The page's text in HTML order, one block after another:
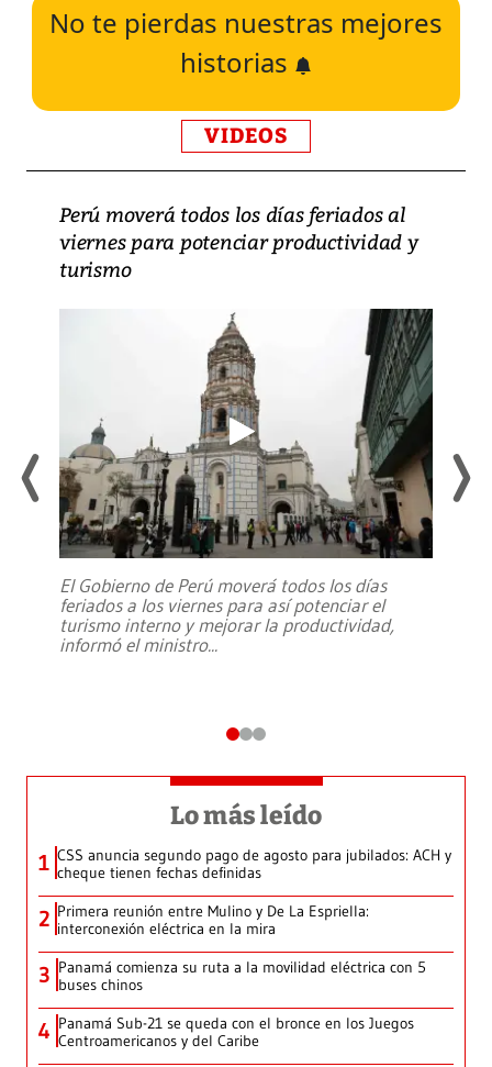
No te pierdas nuestras mejores
historias
VIDEOS
Perú moverá todos los días feriados al
viernes para potenciar productividad y
turismo
El Gobierno de Perú moverá todos los días
feriados a los viernes para así potenciar el
turismo interno y mejorar la productividad,
informó el ministro...
Lo más leído
1 CSS anuncia segundo pago de agosto para jubilados: ACH y
cheque tienen fechas definidas
2 Primera reunión entre Mulino y De La Espriella:
interconexión eléctrica en la mira
3 Panamá comienza su ruta a la movilidad eléctrica con 5
buses chinos
4 Panamá Sub-21 se queda con el bronce en los Juegos
Centroamericanos y del Caribe